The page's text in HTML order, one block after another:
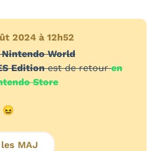
2024 à 12h52
Nintendo World
Editionest de retouren
Store
😖
MAJ